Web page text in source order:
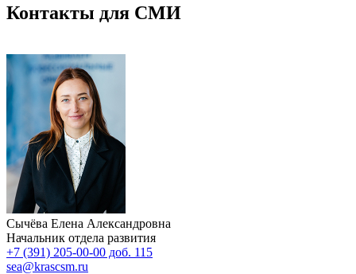
Контакты для СМИ
Сычёва Елена Александровна
Начальник отдела развития
+7 (391) 205-00-00 доб. 115
sea@krascsm.ru